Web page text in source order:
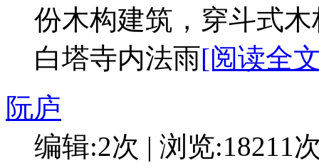
份木构建筑，穿斗式
白塔寺内法雨[阅读全
阮庐
编辑:2次 | 浏览:18211